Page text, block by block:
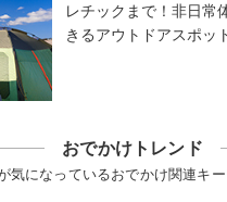
レチックまで！非日常
きるアウトドアスポッ
おでかけトレンド
気になっているおでかけ関連キー